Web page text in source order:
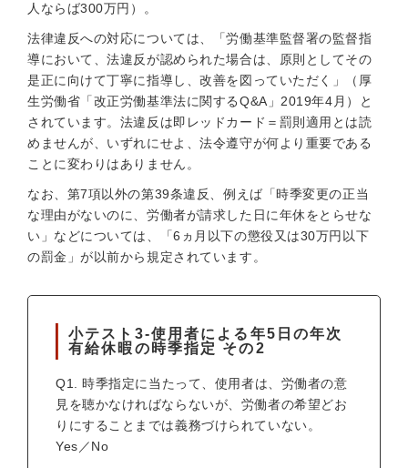
人ならば300万円）。
法律違反への対応については、「労働基準監督署の監督指
導において、法違反が認められた場合は、原則としてその
是正に向けて丁寧に指導し、改善を図っていただく」（厚
生労働省「改正労働基準法に関するQ&A」2019年4月）と
されています。法違反は即レッドカード＝罰則適用とは読
めませんが、いずれにせよ、法令遵守が何より重要である
ことに変わりはありません。
なお、第7項以外の第39条違反、例えば「時季変更の正当
な理由がないのに、労働者が請求した日に年休をとらせな
い」などについては、「6ヵ月以下の懲役又は30万円以下
の罰金」が以前から規定されています。
小テスト3-使用者による年5日の年次
有給休暇の時季指定 その2
Q1. 時季指定に当たって、使用者は、労働者の意
見を聴かなければならないが、労働者の希望どお
りにすることまでは義務づけられていない。
Yes／No